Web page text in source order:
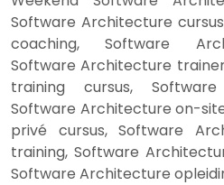
Software Architecture
coaching, Software
Software Architecture
training cursus,
Software Architecture on-
privé cursus, Software
training, Software
Software Architecture